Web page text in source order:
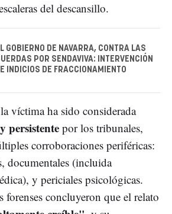
del descansillo.
GOBIERNO DE NAVARRA, CONTRA LAS
POR SENDAVIVA: INTERVENCIÓN
INDICIOS DE FRACCIONAMIENTO
víctima ha sido considerada
persistentepor los tribunales,
corroboraciones periféricas:
documentales (incluida
y periciales psicológicas.
forenses concluyeron que el relato